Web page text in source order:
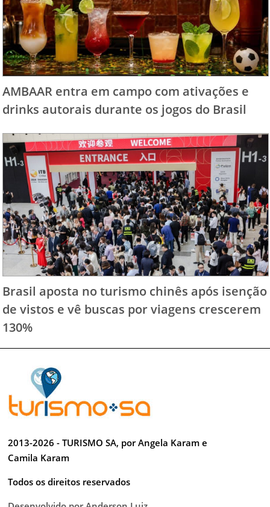
AMBAAR entra em campo com ativações e
drinks autorais durante os jogos do Brasil
Brasil aposta no turismo chinês após isenção
de vistos e vê buscas por viagens crescerem
130%
2013-2026 - TURISMO SA, por Angela Karam e
Camila Karam
Todos os direitos reservados